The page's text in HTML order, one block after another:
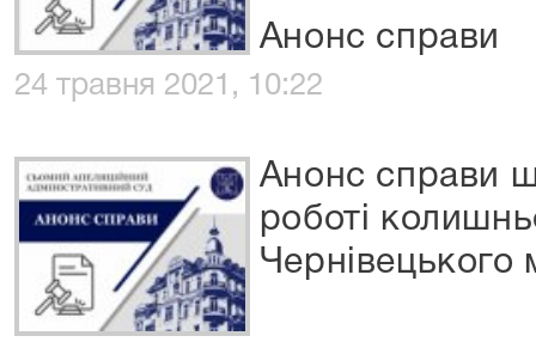
Анонс справи
24 травня 2021, 10:22
Анонс справи
роботі
Чернівецького